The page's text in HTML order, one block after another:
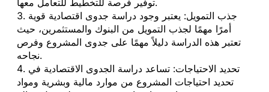
3. جذب التمويل: يعتبر وجود دراسة جدوى اقتصادية قوية
أمرًا مهمًا لجذب التمويل من البنوك والمستثمرين، حيث
تعتبر هذه الدراسة دليلاً مهمًا على جدوى المشروع وفرص
نجاحه.
4. تحديد الاحتياجات: تساعد دراسة الجدوى الاقتصادية في
تحديد احتياجات المشروع من موارد مالية وبشرية ومواد